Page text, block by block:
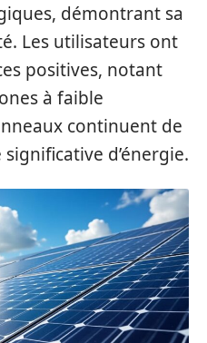
démontrant sa
Les utilisateurs ont
positives, notant
à faible
continuent de
d’énergie.